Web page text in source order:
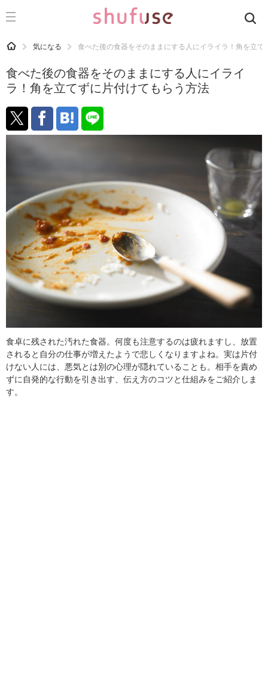
CATEGORY 記事カテゴリ
運気
洗濯
生活の知恵
マナー
趣味
食材辞典
おすすめ
HOME 気になる 食べた後の食器をそのままにする人にイライラ！角を立て
食べた後の食器をそのままにする人にイライ
ラ！角を立てずに片付けてもらう方法
食卓に残された汚れた食器。何度も注意するのは疲れますし、放置
されると自分の仕事が増えたようで悲しくなりますよね。実は片付
けない人には、悪気とは別の心理が隠れていることも。相手を責め
ずに自発的な行動を引き出す、伝え方のコツと仕組みをご紹介しま
す。